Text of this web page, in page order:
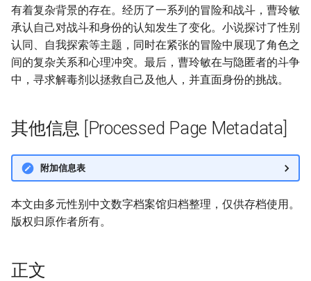
有着复杂背景的存在。经历了一系列的冒险和战斗，曹玲敏
承认自己对战斗和身份的认知发生了变化。小说探讨了性别
认同、自我探索等主题，同时在紧张的冒险中展现了角色之
间的复杂关系和心理冲突。最后，曹玲敏在与隐匿者的斗争
中，寻求解毒剂以拯救自己及他人，并直面身份的挑战。
其他信息 [Processed Page Metadata]
附加信息表
本文由多元性别中文数字档案馆归档整理，仅供存档使用。
版权归原作者所有。
正文